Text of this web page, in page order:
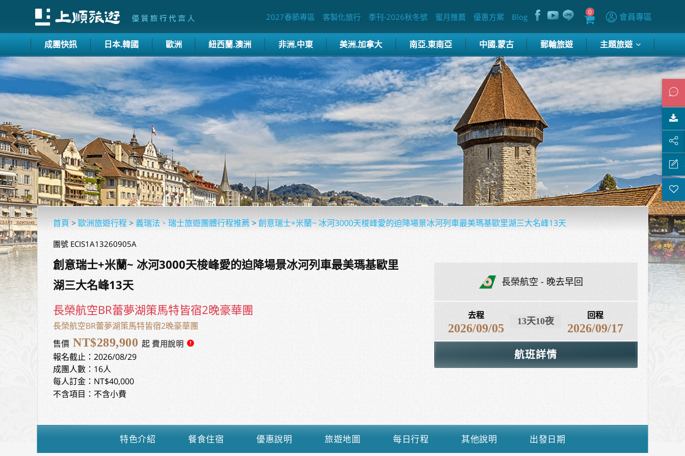
2027春節專區 客製化旅行 季刊-2026秋冬號 蜜月推薦 優惠方案 Blog 0 會員專區
成團快訊 日本.韓國 歐洲 紐西蘭.澳洲 非洲.中東 美洲.加拿大 南亞.東南亞 中國.蒙古 郵輪旅遊 主題旅遊
特色介紹 餐食住宿 優惠說明 旅遊地圖 每日行程 其他說明 出發日期
首頁 >歐洲旅遊行程 >義瑞法、瑞士旅遊團體行程推薦 >創意瑞士+米蘭~ 冰河3000天梭峰愛的迫降場景冰河列車最美瑪基歐里湖三大名峰13天
團號 ECIS1A13260905A
創意瑞士+米蘭~ 冰河3000天梭峰愛的迫降場景冰河列車最美瑪基歐里
湖三大名峰13天
長榮航空BR蕾夢湖策馬特皆宿2晚豪華團
長榮航空BR蕾夢湖策馬特皆宿2晚豪華團
售價 NT$289,900 起
報名截止：2026/08/29
成團人數：16人
每人訂金：NT$40,000
不含項目：不含小費
長榮航空 晚去早回
去程
2026/09/05
13天10夜
回程
2026/09/17
航班詳情